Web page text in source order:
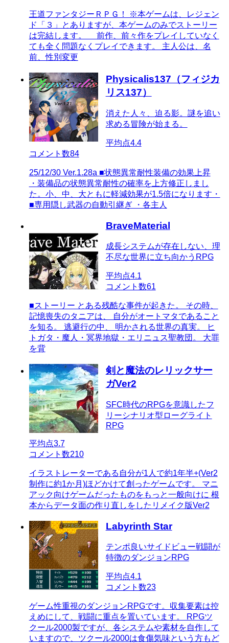
王道ファンタジーＲＰＧ！ ※本ゲームは、レジェン
ド「３」とありますが、本ゲームのみでストーリー
は完結します。 前作、前々作をプレイしていなく
ても全く問題なくプレイできます。 主人公は、名
前、性別変更
Physicalis137（フィジカ
リス137）
消えた人々、迫る影。謎を追い
求める冒険が始まる。
平均点4.4
コメント数84
25/12/30 Ver.1.28a ■状態異常耐性装備の効果上昇
・装備品の状態異常耐性の確率を上方修正しまし
た。小、中、大ともに軽減効果が1.5倍になります・
■専用隠し武器の自動引継ぎ ・各主人
BraveMaterial
成長システムが存在しない、理
不尽な世界に立ち向かうRPG
平均点4.1
コメント数61
■ストーリー とある残酷な事件が起きた。 その時、
記憶喪失のタニアは、 自分がオートマタであること
を知る。 逃避行の中、 明かされる世界の真実。 ヒ
トガタ・魔人・冥界地獄・エリニュス聖教団。 大罪
を背
剣と魔法のレリックサー
ガVer2
SFC時代のRPGを意識したフ
リーシナリオ型ローグライト
RPG
平均点3.7
コメント数210
イラストレーターである自分が1人で約1年半+(Ver2
制作に約1か月)ほどかけて創ったゲームです。 マニ
アック向けゲームだったものをもっと一般向けに 根
本からデータ面の作り直しをしたリメイク版Ver2
Labyrinth Star
テンポ良いサイドビュー戦闘が
特徴のダンジョンRPG
平均点4.1
コメント数23
ゲーム性重視のダンジョンRPGです。収集要素は控
えめにして、戦闘に重点を置いています。 RPGツ
クール2000製ですが、各システムや素材を自作して
いますので、ツクール2000は食傷気味という方もど